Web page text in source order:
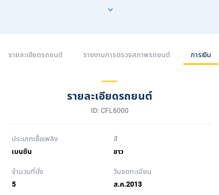
รายละเอียดรถยนต์ รายงานการตรวจสภาพรถยนต์ การเงิน
รายละเอียดรถยนต์
ID: CFL6000
ประเภทเชื้อเพลิง
เบนซิน
สี
ขาว
จำนวนที่นั่ง
5
วันจดทะเบียน
ส.ค.2013